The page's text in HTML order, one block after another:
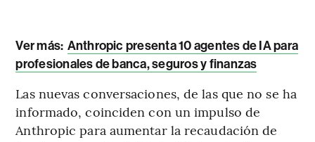
Ver más: Anthropic presenta 10 agentes de IA para
profesionales de banca, seguros y finanzas
Las nuevas conversaciones, de las que no se ha
informado, coinciden con un impulso de
Anthropic para aumentar la recaudación de